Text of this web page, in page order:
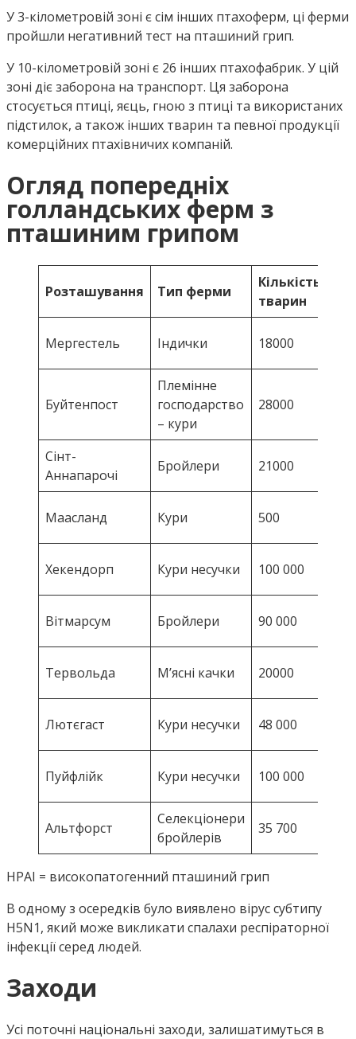
У 3-кілометровій зоні є сім інших птахоферм, ці ферми
пройшли негативний тест на пташиний грип.
У 10-кілометровій зоні є 26 інших птахофабрик. У цій
зоні діє заборона на транспорт. Ця заборона
стосується птиці, яєць, гною з птиці та використаних
підстилок, а також інших тварин та певної продукції
комерційних птахівничих компаній.
Огляд попередніх
голландських ферм з
пташиним грипом
Розташування Тип ферми
Кількість
тварин
Мергестель Індички 18000
Буйтенпост
Племінне
господарство
– кури
28000
Сінт-
Аннапарочі
Бройлери 21000
Маасланд Кури 500
Хекендорп Кури несучки 100 000
Вітмарсум Бройлери 90 000
Тервольда М’ясні качки 20000
Лютєгаст Кури несучки 48 000
Пуйфлійк Кури несучки 100 000
Альтфорст
Селекціонери
бройлерів
35 700
HPAI = високопатогенний пташиний грип
В одному з осередків було виявлено вірус субтипу
H5N1, який може викликати спалахи респіраторної
інфекції серед людей.
Заходи
Усі поточні національні заходи, залишатимуться в